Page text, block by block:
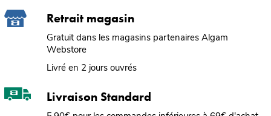
Retrait magasin
Gratuit dans les magasins partenaires Algam
Webstore
Livré en 2 jours ouvrés
Livraison Standard